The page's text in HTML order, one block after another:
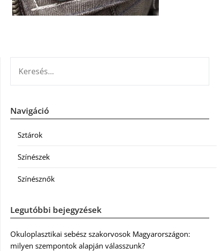
Navigáció
Sztárok
Színészek
Színésznők
Legutóbbi bejegyzések
Okuloplasztikai sebész szakorvosok Magyarországon:
milyen szempontok alapján válasszunk?